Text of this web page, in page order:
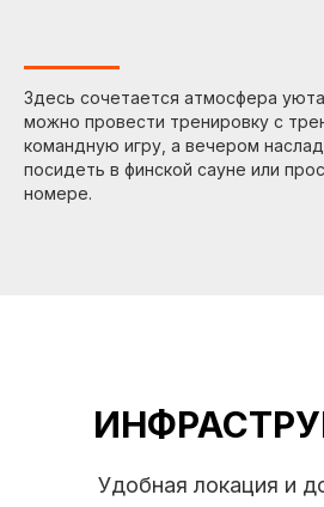
Здесь сочетается атмосфера
можно провести тренировку с
командную игру, а вечером
посидеть в финской сауне или
номере.
Удобная локация и